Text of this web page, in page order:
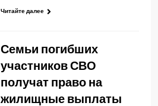
Читайте далее
Семьи погибших
участников СВО
получат право на
жилищные выплаты